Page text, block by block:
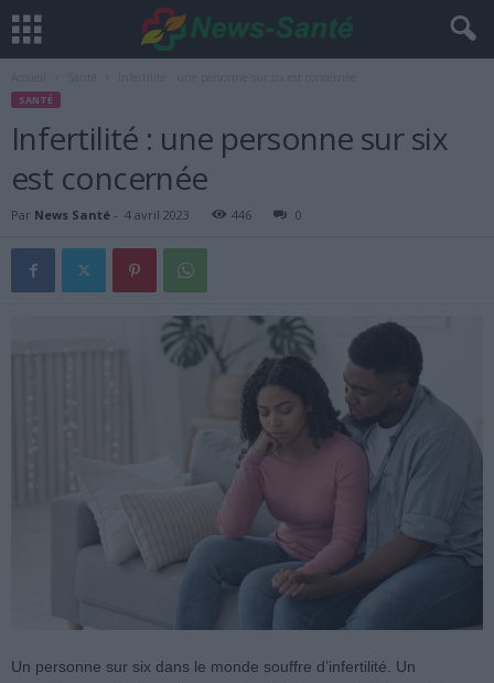
SANTÉ
Infertilité : une personne sur six
est concernée
Par News Santé - 4 avril 2023 446 0
Un personne sur six dans le monde souffre d’infertilité. Un